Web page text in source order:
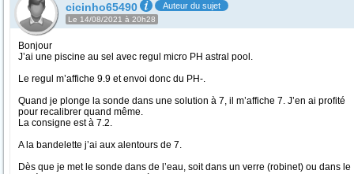
cicinho65490 Auteur du sujet
Le 14/08/2021 à 20h28
Bonjour
J’ai une piscine au sel avec regul micro PH astral pool.
Le regul m’affiche 9.9 et envoi donc du PH-.
Quand je plonge la sonde dans une solution à 7, il m’affiche 7. J’en ai profité
pour recalibrer quand même.
La consigne est à 7.2.
A la bandelette j’ai aux alentours de 7.
Dès que je met le sonde dans de l’eau, soit dans un verre (robinet) ou dans le